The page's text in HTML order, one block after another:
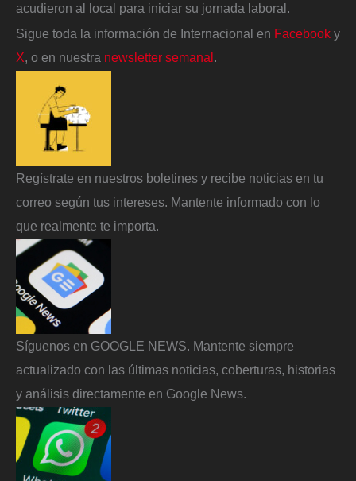
acudieron al local para iniciar su jornada laboral.
Sigue toda la información de Internacional en Facebook y
X, o en nuestra newsletter semanal.
Regístrate en nuestros boletines y recibe noticias en tu
correo según tus intereses. Mantente informado con lo
que realmente te importa.
Síguenos en GOOGLE NEWS. Mantente siempre
actualizado con las últimas noticias, coberturas, historias
y análisis directamente en Google News.